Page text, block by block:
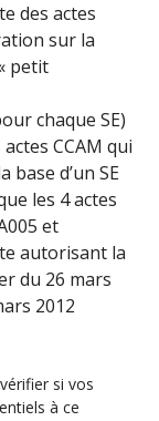
des actes
sur la
petit
chaque SE)
CCAM qui
d’un SE
les 4 actes
et
autorisant la
du 26 mars
2012
si vos
à ce